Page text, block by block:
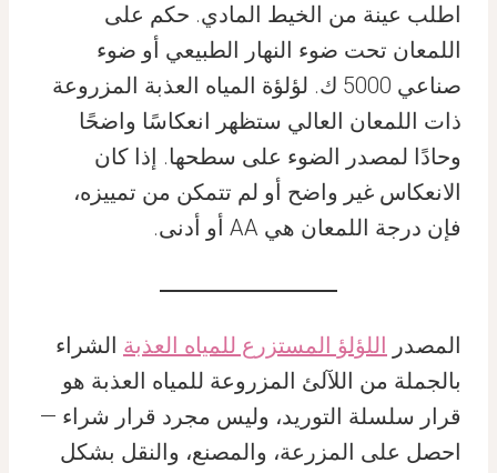
اطلب عينة من الخيط المادي. حكم على
اللمعان تحت ضوء النهار الطبيعي أو ضوء
صناعي 5000 ك. لؤلؤة المياه العذبة المزروعة
ذات اللمعان العالي ستظهر انعكاسًا واضحًا
وحادًا لمصدر الضوء على سطحها. إذا كان
الانعكاس غير واضح أو لم تتمكن من تمييزه،
فإن درجة اللمعان هي AA أو أدنى.
المصدر اللؤلؤ المستزرع للمياه العذبة الشراء
بالجملة من اللآلئ المزروعة للمياه العذبة هو
قرار سلسلة التوريد، وليس مجرد قرار شراء —
احصل على المزرعة، والمصنع، والنقل بشكل